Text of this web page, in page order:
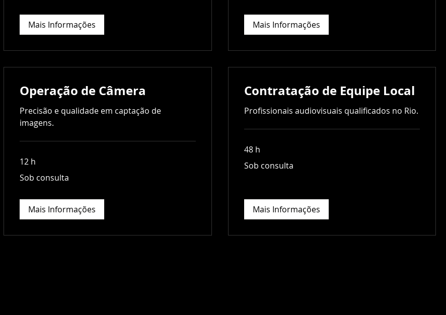
Mais Informações Mais Informações
Operação de Câmera
Precisão e qualidade em captação de
imagens.
12 h
consulta
Sob consulta
Mais Informações
Contratação de Equipe Local
Profissionais audiovisuais qualificados no Rio.
48 h
consulta
Sob consulta
Mais Informações